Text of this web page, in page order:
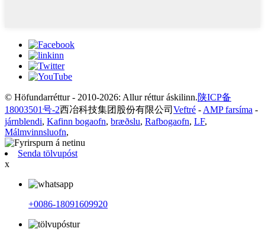
© Höfundarréttur - 2010-2026: Allur réttur áskilinn.陕ICP备
18003501号-2西冶科技集团股份有限公司 Veftré - AMP farsíma -
járnblendi, Kafinn bogaofn, bræðslu, Rafbogaofn, LF,
Málmvinnsluofn,
Senda tölvupóst
x
+0086-18091609920